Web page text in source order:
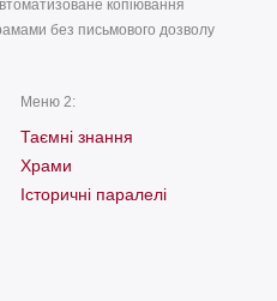
копіювання
без письмового дозволу
Меню 2:
Таємні знання
Храми
Історичні паралелі